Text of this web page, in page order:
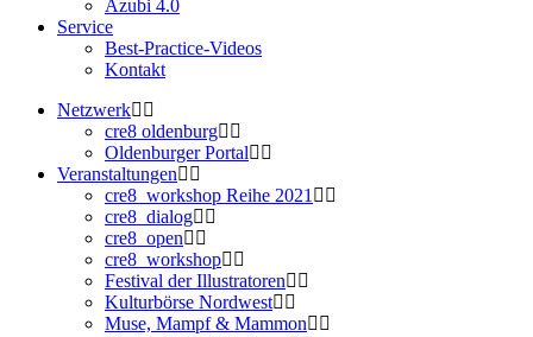
Azubi 4.0
Service
Best-Practice-Videos
Kontakt
Netzwerk
cre8 oldenburg
Oldenburger Portal
Veranstaltungen
cre8_workshop Reihe 2021
cre8_dialog
cre8_open
cre8_workshop
Festival der Illustratoren
Kulturbörse Nordwest
Muse, Mampf & Mammon